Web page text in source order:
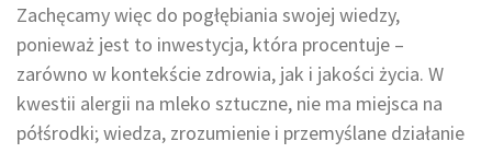
Zachęcamy więc do pogłębiania swojej wiedzy,
ponieważ jest to inwestycja, która procentuje –
zarówno w kontekście zdrowia, jak i jakości życia. W
kwestii alergii na mleko sztuczne, nie ma miejsca na
półśrodki; wiedza, zrozumienie i przemyślane działanie